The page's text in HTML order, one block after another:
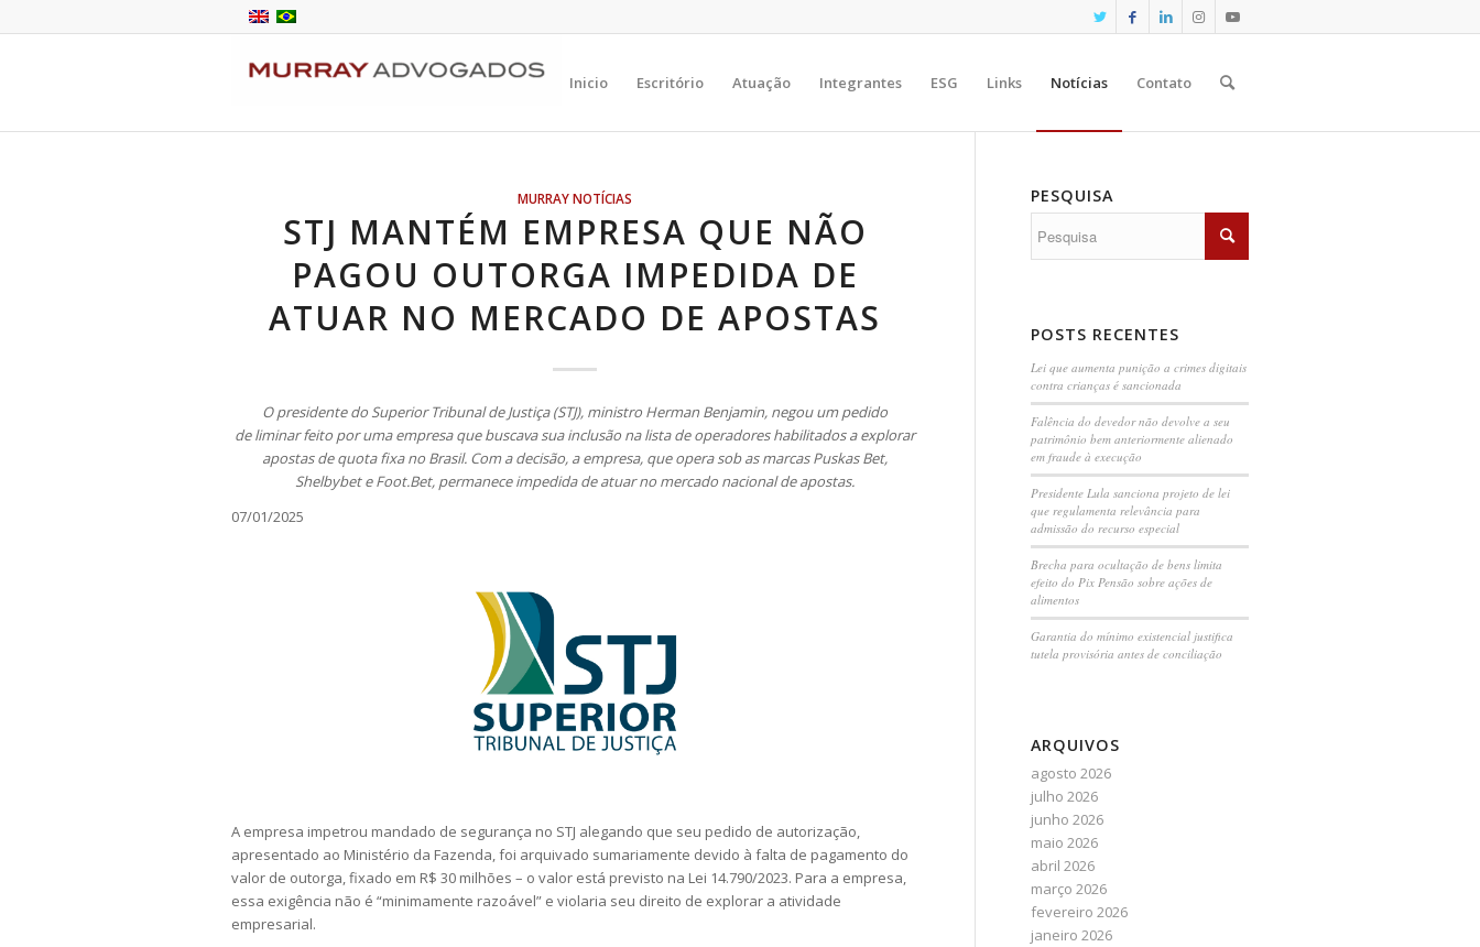
Inicio Escritório Atuação Integrantes ESG Links Notícias Contato
MURRAY NOTÍCIAS
STJ MANTÉM EMPRESA QUE NÃO
PAGOU OUTORGA IMPEDIDA DE
ATUAR NO MERCADO DE APOSTAS
O presidente do Superior Tribunal de Justiça (STJ), ministro Herman Benjamin, negou um pedido
de liminar feito por uma empresa que buscava sua inclusão na lista de operadores habilitados a explorar
apostas de quota fixa no Brasil. Com a decisão, a empresa, que opera sob as marcas Puskas Bet,
Shelbybet e Foot.Bet, permanece impedida de atuar no mercado nacional de apostas.
07/01/2025
A empresa impetrou mandado de segurança no STJ alegando que seu pedido de autorização,
apresentado ao Ministério da Fazenda, foi arquivado sumariamente devido à falta de pagamento do
valor de outorga, fixado em R$ 30 milhões – o valor está previsto na Lei 14.790/2023. Para a empresa,
essa exigência não é “minimamente razoável” e violaria seu direito de explorar a atividade
empresarial.
PESQUISA
POSTS RECENTES
Lei que aumenta punição a crimes digitais
contra crianças é sancionada
Falência do devedor não devolve a seu
patrimônio bem anteriormente alienado
em fraude à execução
Presidente Lula sanciona projeto de lei
que regulamenta relevância para
admissão do recurso especial
Brecha para ocultação de bens limita
efeito do Pix Pensão sobre ações de
alimentos
Garantia do mínimo existencial justifica
tutela provisória antes de conciliação
ARQUIVOS
agosto 2026
julho 2026
junho 2026
maio 2026
abril 2026
março 2026
fevereiro 2026
janeiro 2026